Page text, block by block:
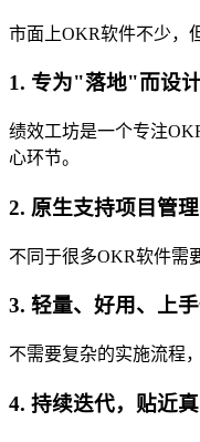
市面上OKR软件不少，
1. 专为"落地"而设
绩效工坊是一个专注
心环节。
2. 原生支持项目管
不同于很多OKR软件需
3. 轻量、好用、上
不需要复杂的实施流程
4. 持续迭代，贴近